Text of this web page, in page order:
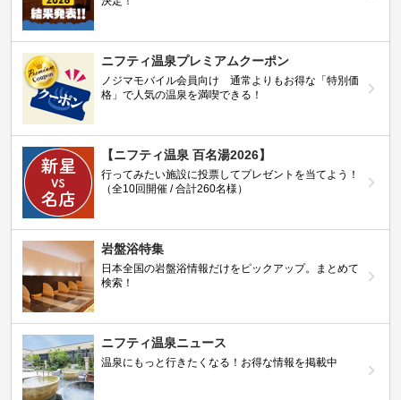
ニフティ温泉プレミアムクーポン
ノジマモバイル会員向け 通常よりもお得な「特別価
格」で人気の温泉を満喫できる！
【ニフティ温泉 百名湯2026】
行ってみたい施設に投票してプレゼントを当てよう！
（全10回開催 / 合計260名様）
岩盤浴特集
日本全国の岩盤浴情報だけをピックアップ。まとめて
検索！
ニフティ温泉ニュース
温泉にもっと行きたくなる！お得な情報を掲載中